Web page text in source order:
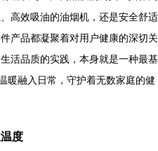
高效吸油的油烟机，还是安全舒适
产品都凝聚着对用户健康的深切关
活品质的实践，本身就是一种最基
融入日常，守护着无数家庭的健
度